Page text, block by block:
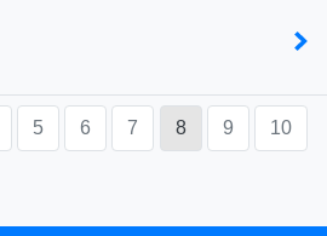
5 6 7 8 9 10